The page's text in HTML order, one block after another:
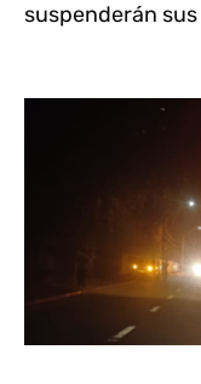
suspenderán